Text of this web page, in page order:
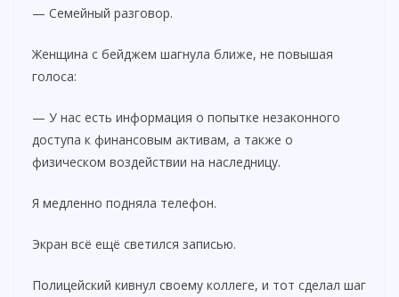
— Семейный разговор.
Женщина с бейджем шагнула ближе, не повышая
голоса:
— У нас есть информация о попытке незаконного
доступа к финансовым активам, а также о
физическом воздействии на наследницу.
Я медленно подняла телефон.
Экран всё ещё светился записью.
Полицейский кивнул своему коллеге, и тот сделал шаг